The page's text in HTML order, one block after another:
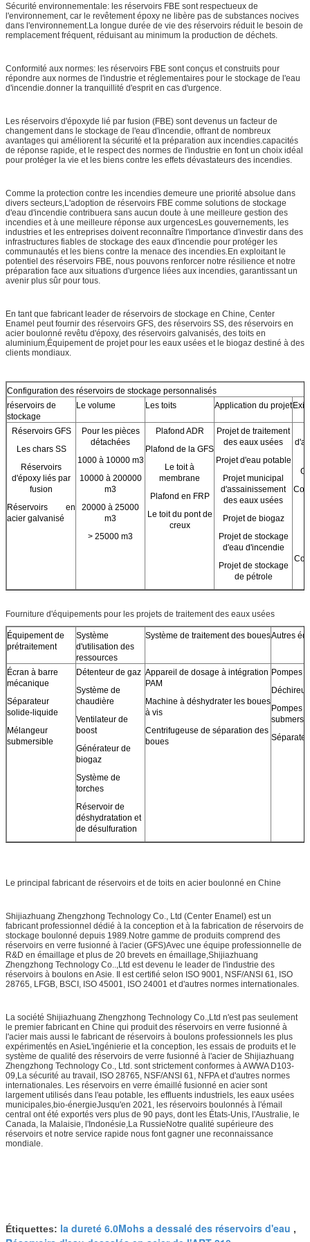
Sécurité environnementale: les réservoirs FBE sont respectueux de
l'environnement, car le revêtement époxy ne libère pas de substances nocives
dans l'environnement.La longue durée de vie des réservoirs réduit le besoin de
remplacement fréquent, réduisant au minimum la production de déchets.
Conformité aux normes: les réservoirs FBE sont conçus et construits pour
répondre aux normes de l'industrie et réglementaires pour le stockage de l'eau
d'incendie.donner la tranquillité d'esprit en cas d'urgence.
Les réservoirs d'époxyde lié par fusion (FBE) sont devenus un facteur de
changement dans le stockage de l'eau d'incendie, offrant de nombreux
avantages qui améliorent la sécurité et la préparation aux incendies.capacités
de réponse rapide, et le respect des normes de l'industrie en font un choix idéal
pour protéger la vie et les biens contre les effets dévastateurs des incendies.
Comme la protection contre les incendies demeure une priorité absolue dans
divers secteurs,L'adoption de réservoirs FBE comme solutions de stockage
d'eau d'incendie contribuera sans aucun doute à une meilleure gestion des
incendies et à une meilleure réponse aux urgencesLes gouvernements, les
industries et les entreprises doivent reconnaître l'importance d'investir dans des
infrastructures fiables de stockage des eaux d'incendie pour protéger les
communautés et les biens contre la menace des incendies.En exploitant le
potentiel des réservoirs FBE, nous pouvons renforcer notre résilience et notre
préparation face aux situations d'urgence liées aux incendies, garantissant un
avenir plus sûr pour tous.
En tant que fabricant leader de réservoirs de stockage en Chine, Center
Enamel peut fournir des réservoirs GFS, des réservoirs SS, des réservoirs en
acier boulonné revêtu d'époxy, des réservoirs galvanisés, des toits en
aluminium,Équipement de projet pour les eaux usées et le biogaz destiné à des
clients mondiaux.
Configuration des réservoirs de stockage personnalisés
réservoirs de
stockage
Le volume Les toits Application du projet
Réservoirs GFS
Les chars SS
Réservoirs
d'époxy liés par
fusion
Réservoirs en
acier galvanisé
Pour les pièces
détachées
1000 à 10000 m3
10000 à 200000
m3
20000 à 25000
m3
> 25000 m3
Plafond ADR
Plafond de la GFS
Le toit à
membrane
Plafond en FRP
Le toit du pont de
creux
Projet de traitement
des eaux usées
Projet d'eau potable
Projet municipal
d'assainissement
des eaux usées
Projet de biogaz
Projet de stockage
d'eau d'incendie
Projet de stockage
de pétrole
Fourniture d'équipements pour les projets de traitement des eaux usées
Équipement de
prétraitement
Système
d'utilisation des
ressources
Système de traitement des bouesAutres
Écran à barre
mécanique
Séparateur
solide-liquide
Mélangeur
submersible
Détenteur de gaz
Système de
chaudière
Ventilateur de
boost
Générateur de
biogaz
Système de
torches
Réservoir de
déshydratation et
de désulfuration
Appareil de dosage à intégration
PAM
Machine à déshydrater les boues
à vis
Centrifugeuse de séparation des
boues
Pompes
Pompes
Le principal fabricant de réservoirs et de toits en acier boulonné en Chine
Shijiazhuang Zhengzhong Technology Co., Ltd (Center Enamel) est un
fabricant professionnel dédié à la conception et à la fabrication de réservoirs de
stockage boulonné depuis 1989.Notre gamme de produits comprend des
réservoirs en verre fusionné à l'acier (GFS)Avec une équipe professionnelle de
R&D en émaillage et plus de 20 brevets en émaillage,Shijiazhuang
Zhengzhong Technology Co..,Ltd est devenu le leader de l'industrie des
réservoirs à boulons en Asie. Il est certifié selon ISO 9001, NSF/ANSI 61, ISO
28765, LFGB, BSCI, ISO 45001, ISO 24001 et d'autres normes internationales.
La société Shijiazhuang Zhengzhong Technology Co.,Ltd n'est pas seulement
le premier fabricant en Chine qui produit des réservoirs en verre fusionné à
l'acier mais aussi le fabricant de réservoirs à boulons professionnels les plus
expérimentés en AsieL'ingénierie et la conception, les essais de produits et le
système de qualité des réservoirs de verre fusionné à l'acier de Shijiazhuang
Zhengzhong Technology Co., Ltd. sont strictement conformes à AWWA D103-
09,La sécurité au travail, ISO 28765, NSF/ANSI 61, NFPA et d'autres normes
internationales. Les réservoirs en verre émaillé fusionné en acier sont
largement utilisés dans l'eau potable, les effluents industriels, les eaux usées
municipales,bio-énergieJusqu'en 2021, les réservoirs boulonnés à l'émail
central ont été exportés vers plus de 90 pays, dont les États-Unis, l'Australie, le
Canada, la Malaisie, l'Indonésie,La RussieNotre qualité supérieure des
réservoirs et notre service rapide nous font gagner une reconnaissance
mondiale.
Étiquettes: la dureté 6.0Mohs a dessalé des réservoirs d'eau ,